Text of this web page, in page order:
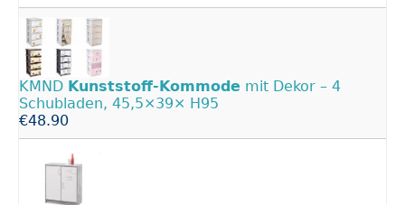
KMND Kunststoff-Kommode mit Dekor – 4
Schubladen, 45,5×39× H95
€48.90